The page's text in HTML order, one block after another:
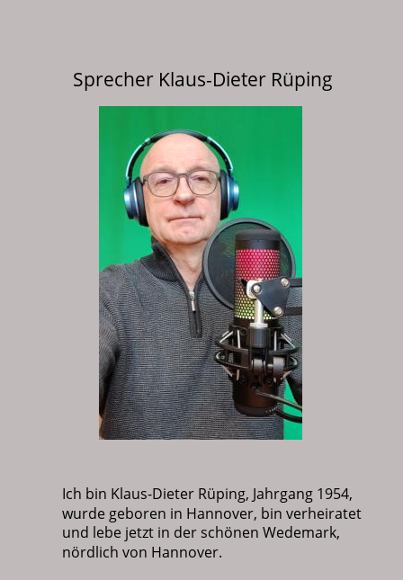
Sprecher Klaus-Dieter Rüping
Ich bin Klaus-Dieter Rüping, Jahrgang 1954,
wurde geboren in Hannover, bin verheiratet
und lebe jetzt in der schönen Wedemark,
nördlich von Hannover.